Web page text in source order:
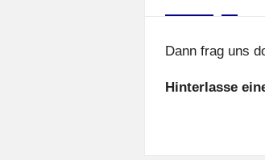
Dann frag uns
Hinterlasse